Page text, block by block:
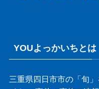
YOUよっかいちとは
三重県四日市市の「旬